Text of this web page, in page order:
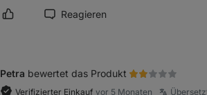
Rezension als hilfreich markieren
Reagieren
Petra bewertet das Produkt
Verifizierter Einkauf vor 5 Monaten